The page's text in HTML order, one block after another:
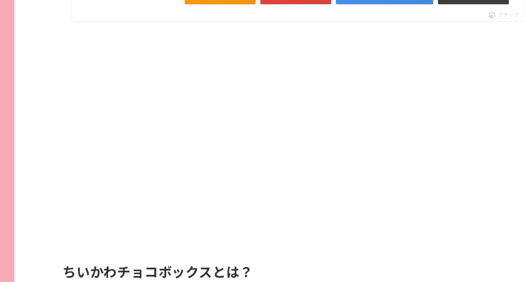
ポチップ
ちいかわチョコボックスとは？